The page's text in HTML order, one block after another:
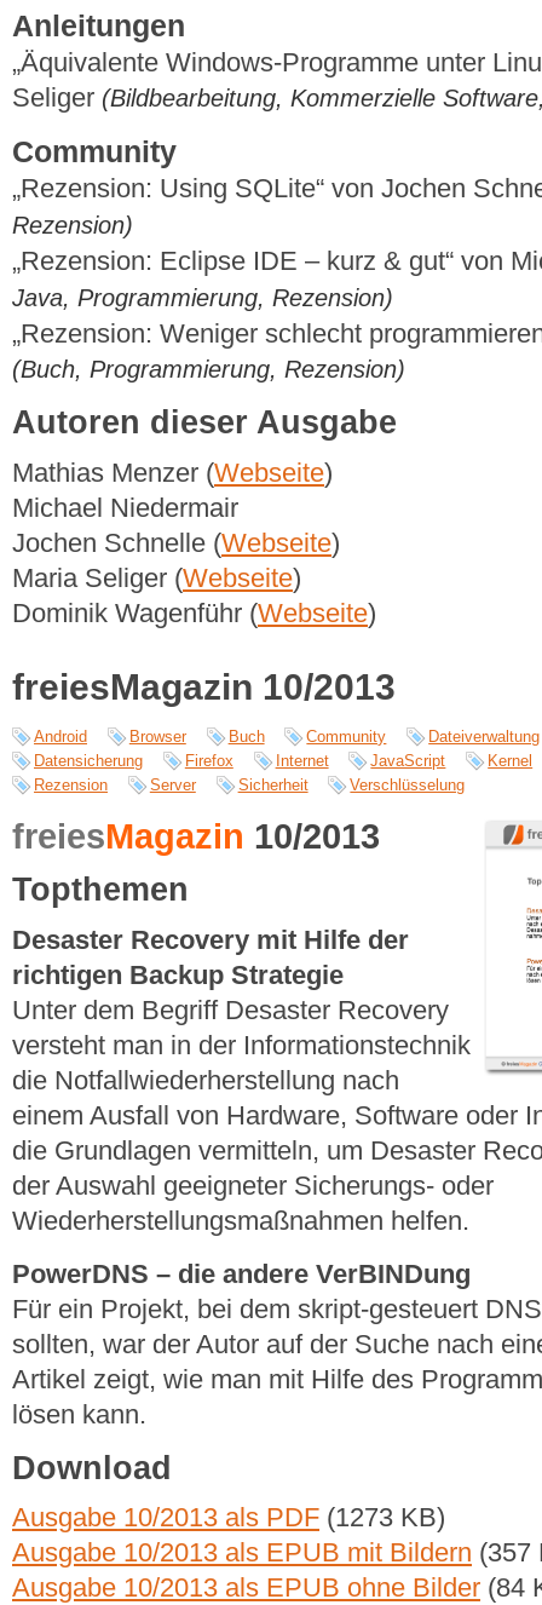
Anleitungen
„Äquivalente Windows-Programme unter
Seliger (Bildbearbeitung, Kommerzielle
Community
„Rezension: Using SQLite“ von Jochen
Rezension)
„Rezension: Eclipse IDE – kurz & gut“ von
Java, Programmierung, Rezension)
„Rezension: Weniger schlecht
(Buch, Programmierung, Rezension)
Autoren dieser Ausgabe
Mathias Menzer (Webseite)
Michael Niedermair
Jochen Schnelle (Webseite)
Maria Seliger (Webseite)
Dominik Wagenführ (Webseite)
freiesMagazin 10/2013
Android Browser Buch Community
Dateiverwaltung
Datensicherung
Firefox Internet JavaScript
Kernel
Rezension
Server Sicherheit Verschlüsselung
freiesMagazin 10/2013
Topthemen
Desaster Recovery mit Hilfe der
richtigen Backup Strategie
Unter dem Begriff Desaster Recovery
versteht man in der Informationstechnik
die Notfallwiederherstellung nach
einem Ausfall von Hardware, Software oder
die Grundlagen vermitteln, um Desaster
der Auswahl geeigneter Sicherungs- oder
Wiederherstellungsmaßnahmen helfen.
PowerDNS – die andere VerBINDung
Für ein Projekt, bei dem skript-gesteuert
sollten, war der Autor auf der Suche nach
Artikel zeigt, wie man mit Hilfe des
lösen kann.
Download
Ausgabe 10/2013 als PDF (1273 KB)
Ausgabe 10/2013 als EPUB mit Bildern (357
Ausgabe 10/2013 als EPUB ohne Bilder (84